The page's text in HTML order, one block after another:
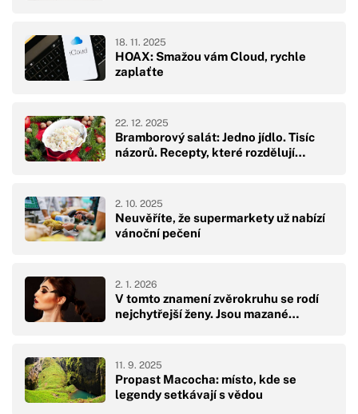
HOAX: Smažou vám Cloud, rychle
zaplaťte
18. 11. 2025
Bramborový salát: Jedno jídlo. Tisíc
názorů. Recepty, které rozdělují…
22. 12. 2025
Neuvěříte, že supermarkety už nabízí
vánoční pečení
2. 10. 2025
V tomto znamení zvěrokruhu se rodí
nejchytřejší ženy. Jsou mazané…
2. 1. 2026
Propast Macocha: místo, kde se
legendy setkávají s vědou
11. 9. 2025